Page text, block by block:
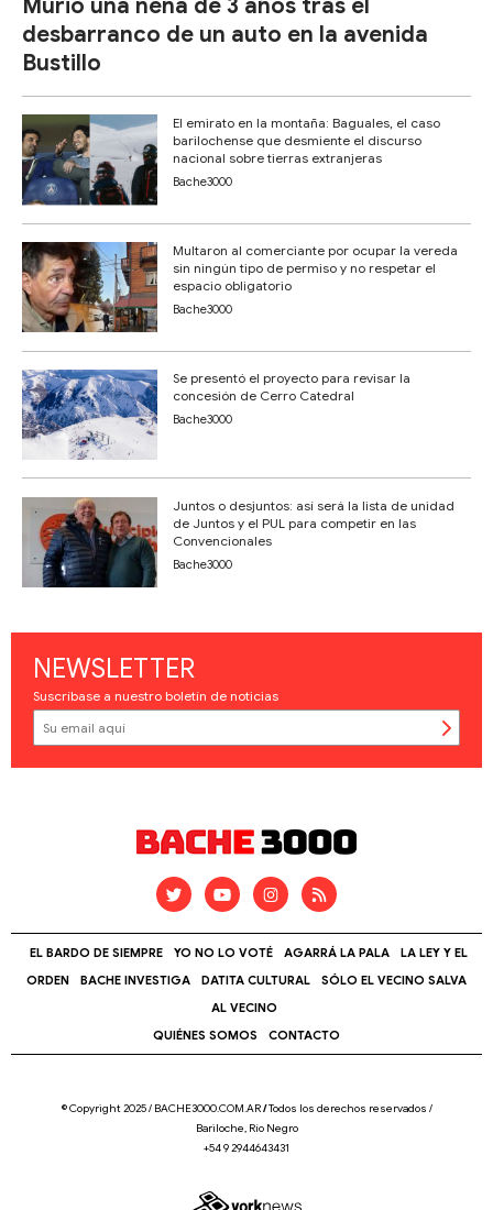
Murió una nena de 3 años tras el
desbarranco de un auto en la avenida
Bustillo
El emirato en la montaña: Baguales, el caso
barilochense que desmiente el discurso
nacional sobre tierras extranjeras
Bache3000
Multaron al comerciante por ocupar la vereda
sin ningún tipo de permiso y no respetar el
espacio obligatorio
Bache3000
Se presentó el proyecto para revisar la
concesión de Cerro Catedral
Bache3000
Juntos o desjuntos: así será la lista de unidad
de Juntos y el PUL para competir en las
Convencionales
Bache3000
NEWSLETTER
Suscríbase a nuestro boletín de noticias
EL BARDO DE SIEMPRE YO NO LO VOTÉ AGARRÁ LA PALA
LA LEY Y EL
ORDEN
BACHE INVESTIGA DATITA CULTURAL
SÓLO EL VECINO SALVA
AL VECINO
QUIÉNES SOMOS
CONTACTO
© Copyright 2025 / BACHE3000.COM.AR/Todos los derechos reservados /
Bariloche, Río Negro
+54 9 2944643431